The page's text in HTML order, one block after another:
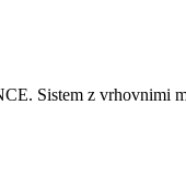
Sistem z vrhovnimi